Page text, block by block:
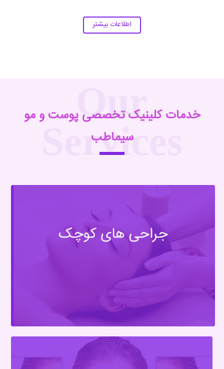
اطلاعات بیشتر
Our
Services
خدمات کلینیک تخصصی پوست و مو
سیماطب
جراحی های کوچک